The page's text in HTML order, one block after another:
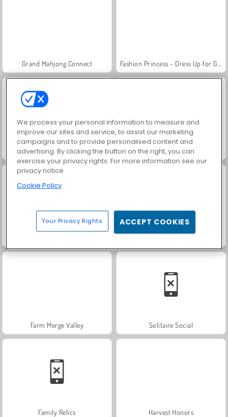
Grand Mahjong Connect
Masha and the Bear: Meadows Scala 40
Farm Merge Valley Solitaire Social
Family Relics Harvest Honors
We process your personal information to measure and
improve our sites and service, to assist our marketing
campaigns and to provide personalised content and
advertising. By clicking the button on the right, you can
exercise your privacy rights. For more information see our
privacy notice
Cookie Policy
Your Privacy Rights ACCEPT COOKIES